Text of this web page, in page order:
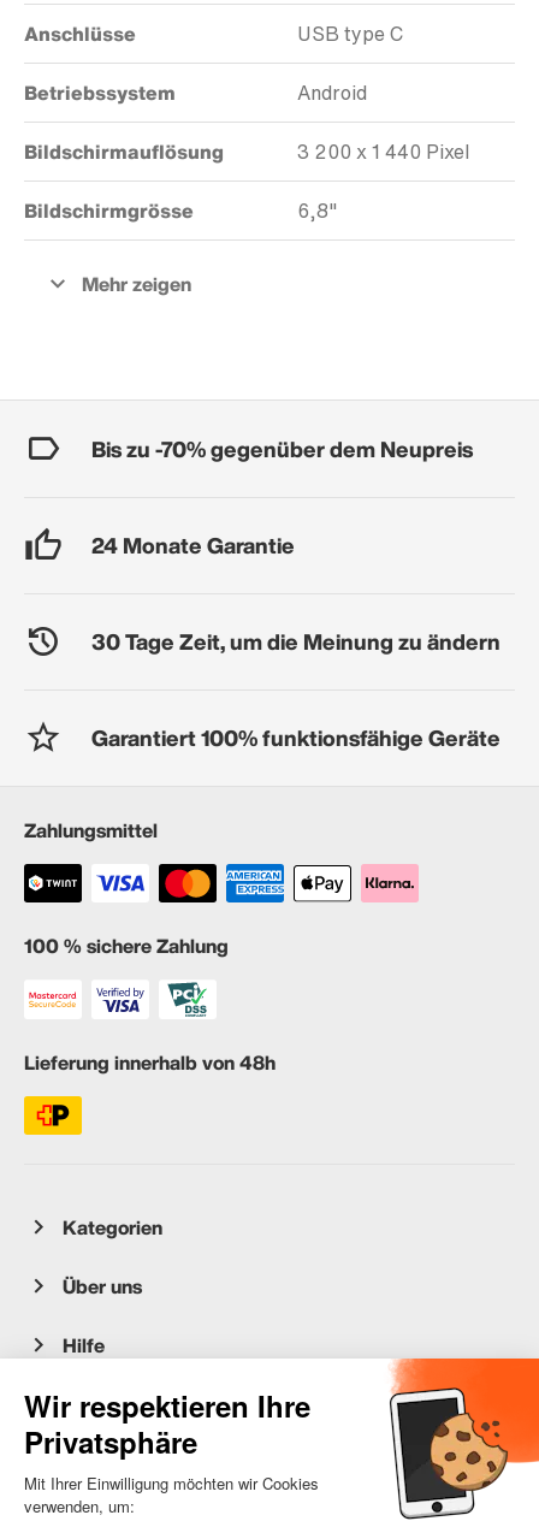
Anschlüsse USB type C
Betriebssystem Android
Bildschirmauflösung 3 200 x 1 440 Pixel
Bildschirmgrösse 6,8"
Bis zu -70% gegenüber dem Neupreis
24 Monate Garantie
30 Tage Zeit, um die Meinung zu ändern
Garantiert 100% funktionsfähige Geräte
Zahlungsmittel
100 % sichere Zahlung
Lieferung innerhalb von 48h
Kategorien
Über uns
Hilfe
Kundenservice
occasion.migros.mobile@recommerce.com
Montag-Freitag 08:00-17:00